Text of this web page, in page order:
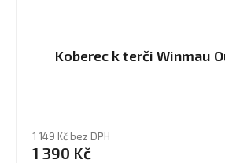
Koberec k terči Winmau
1 149 Kč bez DPH
1 390 Kč